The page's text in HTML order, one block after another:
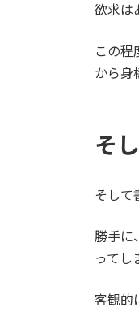
欲求は
この程
から身
そ
そして
勝手に
ってし
客観的